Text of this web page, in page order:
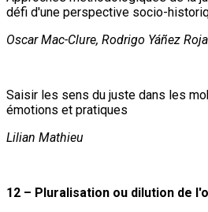
défi d'une perspective socio-
Oscar Mac-Clure, Rodrigo Yáñez
Saisir les sens du juste dans les
émotions et pratiques
Lilian Mathieu
12 – Pluralisation ou dilution de